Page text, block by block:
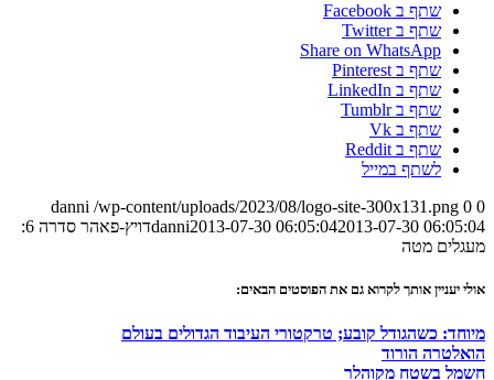
שתף ב Facebook
שתף ב Twitter
Share on WhatsApp
שתף ב Pinterest
שתף ב LinkedIn
שתף ב Tumblr
שתף ב Vk
שתף ב Reddit
לשתף במייל
0
0
danni /wp-content/uploads/2023/08/logo-site-300x131.png
danni2013-07-30 06:05:042013-07-30 06:05:04
דויץ-פאהר סדרה 6:
מעגלים מטה
אולי יעניין אותך לקרוא גם את הפוסטים הבאים:
מיוחד: כשהגודל קובע; טרקטורי העיבוד הגדולים בעולם
הואלטרה הורוד
חשמל בשטח מקוהלר